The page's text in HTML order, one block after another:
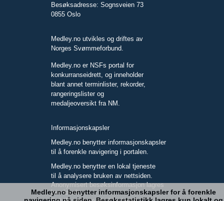
Besøksadresse: Sognsveien 73
0855 Oslo
Medley.no utvikles og driftes av
Norges Svømmeforbund.
Medley.no er NSFs portal for
konkurranseidrett, og inneholder
blant annet terminlister, rekorder,
rangeringslister og
medaljeoversikt fra NM.
Informasjonskapsler
Medley.no benytter informasjonskapsler
til å forenkle navigering i portalen.
Medley.no benytter en lokal tjeneste
til å analysere bruken av nettsiden.
Anonymisert besøksinformasjon lagres
kun lokalt.
Medley.no benytter informasjonskapsler for å forenkle